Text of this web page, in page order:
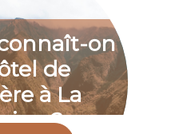
on
de
à La
?